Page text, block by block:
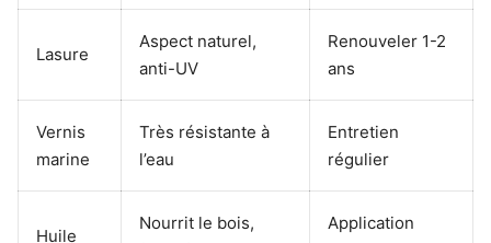
Lasure
Aspect naturel,
anti-UV
Renouveler 1-2
ans
Vernis
marine
Très résistante à
l’eau
Entretien
régulier
Huile
Nourrit le bois,
Application